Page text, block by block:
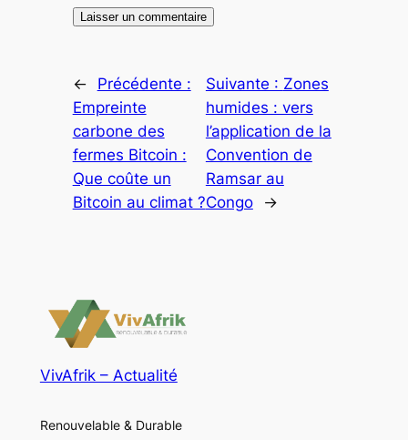
←
Précédente :
Empreinte
carbone des
fermes Bitcoin :
Que coûte un
Bitcoin au climat ?
Suivante : Zones
humides : vers
l’application de la
Convention de
Ramsar au
Congo
→
VivAfrik – Actualité
Renouvelable & Durable